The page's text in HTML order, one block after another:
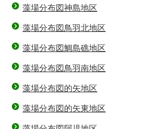
藻場分布図神島地区
藻場分布図鳥羽北地区
藻場分布図鯛島礁地区
藻場分布図鳥羽南地区
藻場分布図的矢地区
藻場分布図的矢東地区